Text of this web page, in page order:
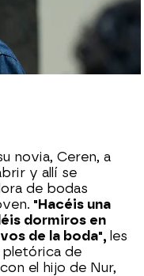
23:00
novia, Ceren, a
y allí se
de bodas
"Hacéis una
dormiros en
de la boda", les
pletórica de
el hijo de Nur,